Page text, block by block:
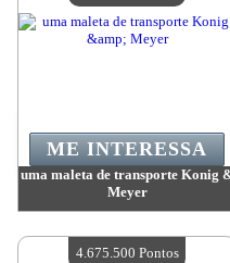
uma maleta de transporte Konig
Meyer
Quantidade disponível:4
ME INTERESSA
4.675.500 Pontos